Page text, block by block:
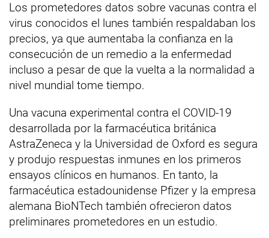
Los prometedores datos sobre vacunas contra el
virus conocidos el lunes también respaldaban los
precios, ya que aumentaba la confianza en la
consecución de un remedio a la enfermedad
incluso a pesar de que la vuelta a la normalidad a
nivel mundial tome tiempo.
Una vacuna experimental contra el COVID-19
desarrollada por la farmacéutica británica
AstraZeneca y la Universidad de Oxford es segura
y produjo respuestas inmunes en los primeros
ensayos clínicos en humanos. En tanto, la
farmacéutica estadounidense Pfizer y la empresa
alemana BioNTech también ofrecieron datos
preliminares prometedores en un estudio.